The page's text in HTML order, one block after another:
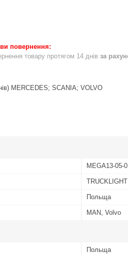
товару протягом 14 днів за
MERCEDES; SCANIA; VOLVO
MEGA13-05-
TRUCKLIGHT
Польща
MAN, Volvo
Польща